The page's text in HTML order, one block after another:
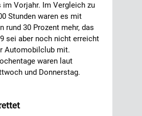
im Vorjahr. Im Vergleich zu
Stunden waren es mit
rund 30 Prozent mehr, das
sei aber noch nicht erreicht
Automobilclub mit.
waren laut
und Donnerstag.